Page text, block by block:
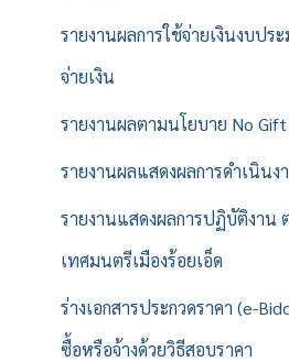
รายงานผลการใช้จ่ายเงินงบป
จ่ายเงิน
รายงานผลตามนโยบาย No
รายงานผลแสดงผลการดำเนินง
รายงานแสดงผลการปฏิบัติงาน
เทศมนตรีเมืองร้อยเอ็ด
ร่างเอกสารประกวดราคา (e-
ซื้อหรือจ้างด้วยวิธีสอบราคา